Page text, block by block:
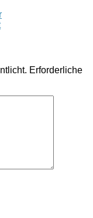
Erforderliche